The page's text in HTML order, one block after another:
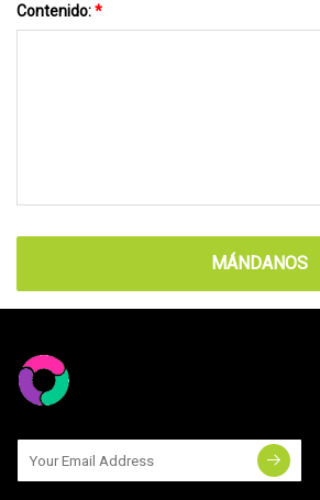
Contenido:*
MÁNDANOS